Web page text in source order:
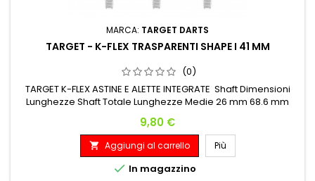
MARCA: TARGET DARTS
TARGET - K-FLEX TRASPARENTI SHAPE I 41 MM
(0)
TARGET K-FLEX ASTINE E ALETTE INTEGRATE Shaft Dimensioni
Lunghezze Shaft Totale Lunghezze Medie 26 mm 68.6 mm
Prezzo
9,80 €
 Aggiungi al carrello Più
 In magazzino